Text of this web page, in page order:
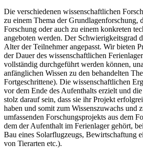
Die verschiedenen wissenschaftlichen
zu einem Thema der Grundlagenforschung,
Forschung oder auch zu einem konkreten
angeboten werden. Der Schwierigkeitsgrad
Alter der Teilnehmer angepasst. Wir bieten
der Dauer des wissenschaftlichen
vollständig durchgeführt werden können,
anfänglichen Wissen zu den behandelten
Fortgeschrittene). Die wissenschaftlichen
vor dem Ende des Aufenthalts erzielt und
stolz darauf sein, dass sie ihr Projekt
haben und somit zum Wissenszuwachs und
umfassenden Forschungsprojekts aus dem
dem der Aufenthalt im Ferienlager gehört,
Bau eines Solarflugzeugs, Bewirtschaftung
von Tierarten etc.).